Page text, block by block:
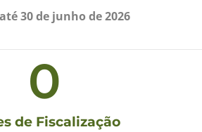
30 de junho de 2026
de Fiscalização
0